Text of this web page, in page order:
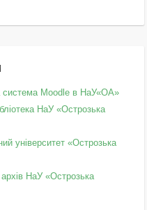
система Moodle в НаУ«ОА»
НаУ «Острозька
університет «Острозька
НаУ «Острозька